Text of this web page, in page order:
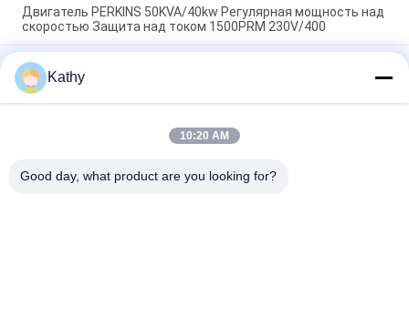
Двигатель PERKINS 50KVA/40kw Регулярная мощность над
скоростью Защита над током 1500PRM 230V/400
Генератор PERKINS 13KVA/10KW Нормальная мощность
Leroy Somer Температура окружающей среды от -25°C до
50°C.
Генератор PERKINS 10KVA/8KW номинальная мощность
Leroy Somer Температура окружающей среды -25°C до
Kathy
10:20 AM
Good day, what product are you looking for?